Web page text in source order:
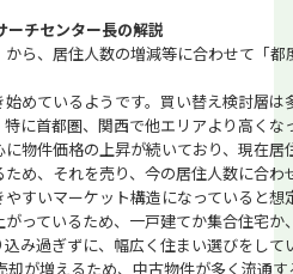
チセンター長の解説
から、居住人数の増減等に合わせて「
めているようです。買い替え検討層は
に首都圏、関西で他エリアより高くな
物件価格の上昇が続いており、現在居
め、それを売り、今の居住人数に合わ
すいマーケット構造になっていると想
っているため、一戸建てか集合住宅か
み過ぎずに、幅広く住まい選びをして
却が増えるため、中古物件が多く流通